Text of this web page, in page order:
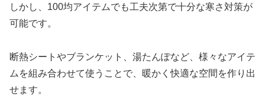
しかし、100均アイテムでも工夫次第で十分な寒さ対策が
可能です。
断熱シートやブランケット、湯たんぽなど、様々なアイテ
ムを組み合わせて使うことで、暖かく快適な空間を作り出
せます。